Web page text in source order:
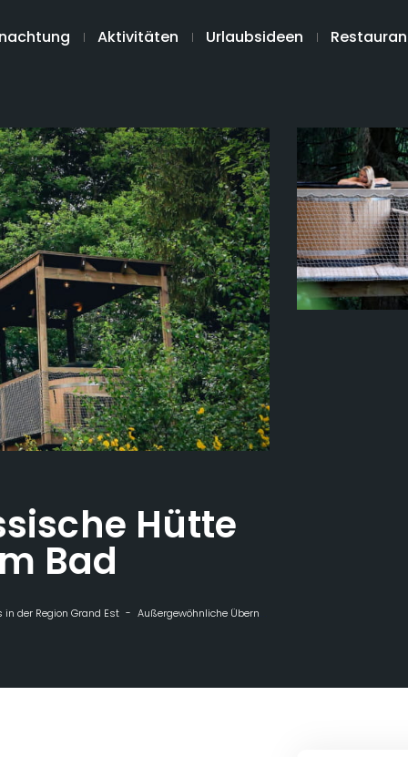
Aktivitäten Urlaubsideen
Hütte
Bad
in der Region Grand Est Außergewöhnliche Übernachtungen